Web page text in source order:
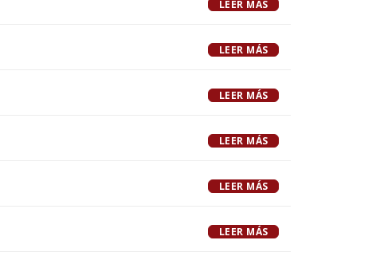
LEER MÁS
LEER MÁS
LEER MÁS
LEER MÁS
LEER MÁS
LEER MÁS